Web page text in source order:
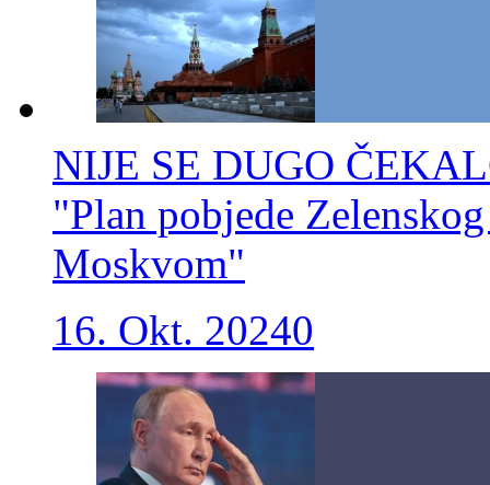
NIJE SE DUGO
"Plan pobjede
Moskvom"
16. Okt. 20240